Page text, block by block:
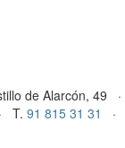
de Alarcón, 49 ·
T. 91 815 31 31
·